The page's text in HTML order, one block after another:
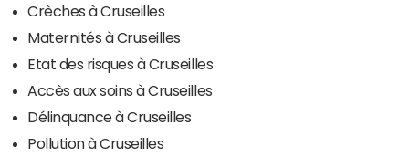
Crèches à Cruseilles
Maternités à Cruseilles
Etat des risques à Cruseilles
Accès aux soins à Cruseilles
Délinquance à Cruseilles
Pollution à Cruseilles